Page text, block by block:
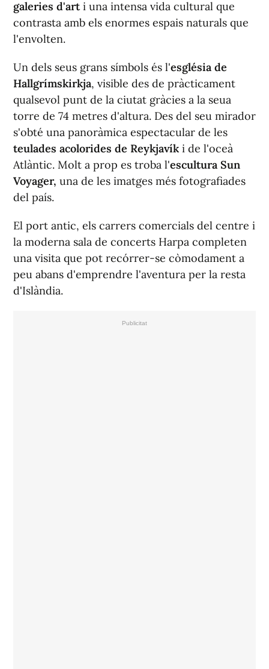
galeries d'arti una intensa vida cultural que
contrasta amb els enormes espais naturals que
l'envolten.
Un dels seus grans símbols és l'església de
Hallgrímskirkja, visible des de pràcticament
qualsevol punt de la ciutat gràcies a la seua
torre de 74 metres d'altura. Des del seu mirador
s'obté una panoràmica espectacular de les
teulades acolorides de Reykjavík i de l'oceà
Atlàntic. Molt a prop es troba l'escultura Sun
Voyager, una de les imatges més fotografiades
del país.
El port antic, els carrers comercials del centre i
la moderna sala de concerts Harpa completen
una visita que pot recórrer-se còmodament a
peu abans d'emprendre l'aventura per la resta
d'Islàndia.